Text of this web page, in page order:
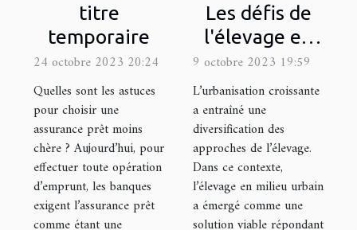
titre
temporaire
24 octobre 2023 20:24
Quelles sont les astuces
pour choisir une
assurance prêt moins
chère ? Aujourd’hui, pour
effectuer toute opération
d’emprunt, les banques
exigent l’assurance prêt
comme étant une
Les défis de
l'élevage en
milieu urbain :
quel matériel
utiliser ?
9 octobre 2023 19:59
L’urbanisation croissante
a entraîné une
diversification des
approches de l’élevage.
Dans ce contexte,
l’élevage en milieu urbain
a émergé comme une
solution viable répondant